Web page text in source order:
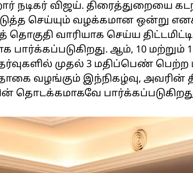
நடிகர் விஜய். திரைத்துறையை
செய்யும் வழக்கமான ஒன்று
வாரியாக செய்ய
பார்க்கப்படுகிறது. ஆம், 10 மற்றும்
முதல் 3 மதிப்பெண்
வழங்கும் இந்நிகழ்வு, அவரின்
தொடக்கமாகவே